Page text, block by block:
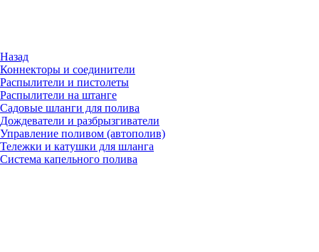
Назад
Коннекторы и соединители
Распылители и пистолеты
Распылители на штанге
Садовые шланги для полива
Дождеватели и разбрызгиватели
Управление поливом (автополив)
Тележки и катушки для шланга
Система капельного полива